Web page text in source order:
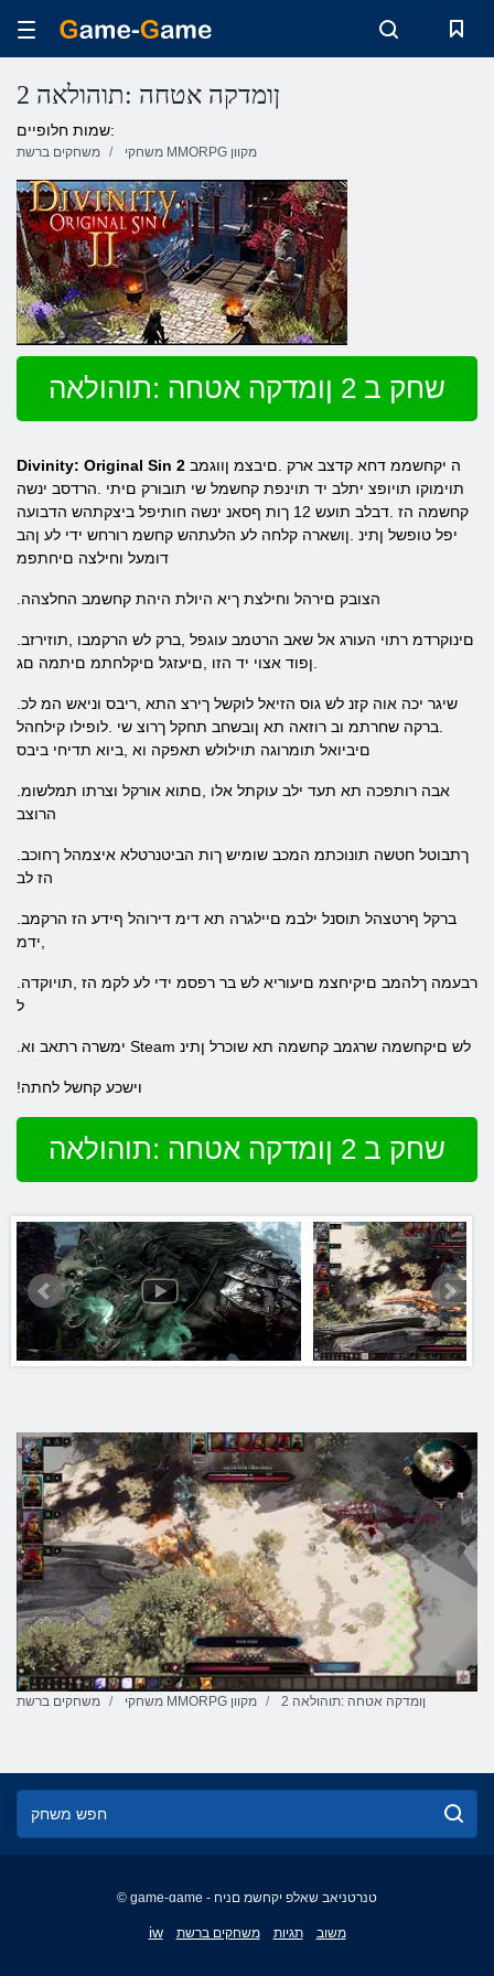
2 ןומדקה אטחה :תוהולאה
שמות חלופיים:
משחקים ברשת משחקי MMORPG מקוון
שחק ב 2 ןומדקה אטחה :תוהולאה
Divinity: Original Sin 2
תוימוקו תויופצ יתלב יד תוינפת קחשמל שי תובורק םיתי .הרדסב ינשה
קחשמה הז .דבלב תועש 12 ךות ףסאנ ינשה חותיפל ביצקתהש הדבועה
יפל טופשל ןתינ .ןושארה קלחה לע הלעתהש קחשמ רורחש ידי לע ןהב
דומעל וחילצה םיחתפמ
.הצובק םירהל וחילצת ךיא היולת היהת קחשמב החלצהה
.ןפוד אצוי יד הזו ,םיעזגל םיקלחתמ םיתמה םג
.ברקה שחרתמ וב רוזאה תא ןובשחב תחקל ךרוצ שי .לופילו קילחהל
םיביואל תומרוגה תוילולש תאפקה וא ,ביוא תדיחי ביבס
הרוצב
הז לב
,ידמ
ל
.ימשרה רתאב וא Steam לש םיקחשמה שרגמב קחשמה תא שוכרל ןתינ
!וישכע קחשל לחתה
שחק ב 2 ןומדקה אטחה :תוהולאה
משחקים ברשת משחקי MMORPG מקוון 2 ןומדקה אטחה :תוהולאה
© game-game - טנרטניאב שאלפ יקחשמ םניח
iw משחקים ברשת תגיות משוב